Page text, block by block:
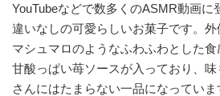
YouTubeなどで数多くのASMR動画に
違いなしの可愛らしいお菓子です。
マシュマロのようなふわふわとした
甘酸っぱい苺ソースが入っており、
さんにはたまらない一品になっていま